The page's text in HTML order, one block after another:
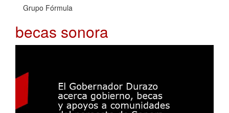
Grupo Fórmula
becas sonora